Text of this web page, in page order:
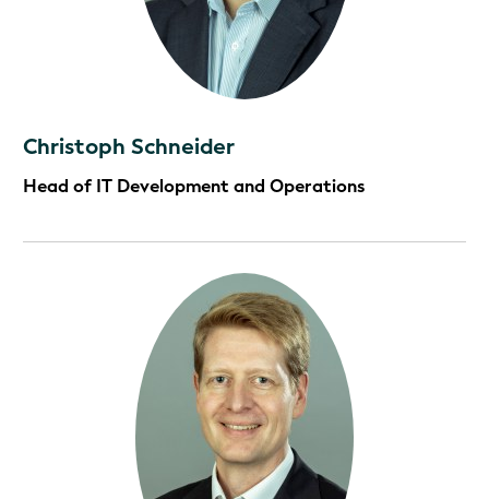
Christoph Schneider
Head of IT Development and Operations